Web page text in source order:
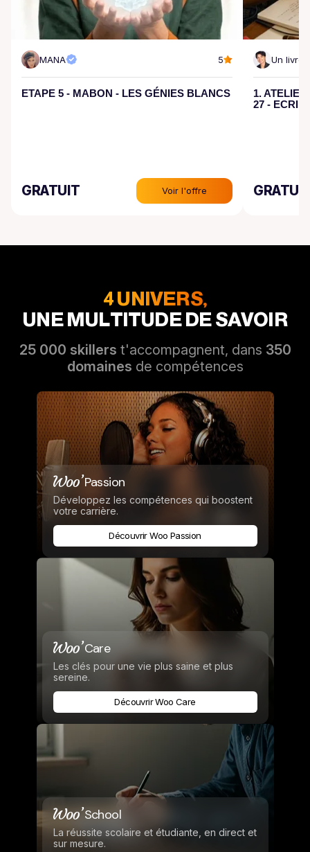
MANA 5
ETAPE 5 - MABON - LES GÉNIES BLANCS
GRATUIT Voir l'offre
Un livre
1.
27 -
4 UNIVERS,
UNE MULTITUDE DE SAVOIR
25 000 skillers t'accompagnent, dans 350
domaines de compétences
Passion
Développez les compétences qui boostent
votre carrière.
Découvrir Woo Passion
Care
Les clés pour une vie plus saine et plus
sereine.
Découvrir Woo Care
School
La réussite scolaire et étudiante, en direct et
sur mesure.